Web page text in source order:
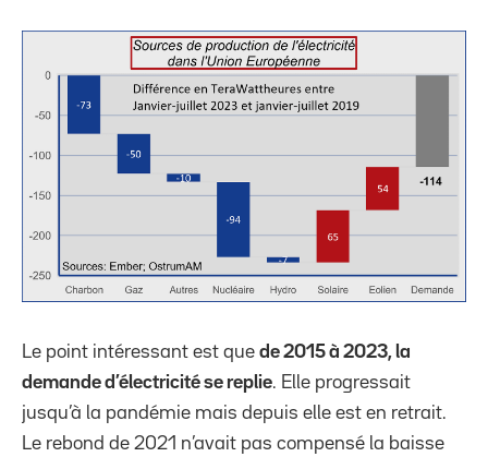
Le point intéressant est que de 2015 à 2023, la
demande d’électricité se replie. Elle progressait
jusqu’à la pandémie mais depuis elle est en retrait.
Le rebond de 2021 n’avait pas compensé la baisse